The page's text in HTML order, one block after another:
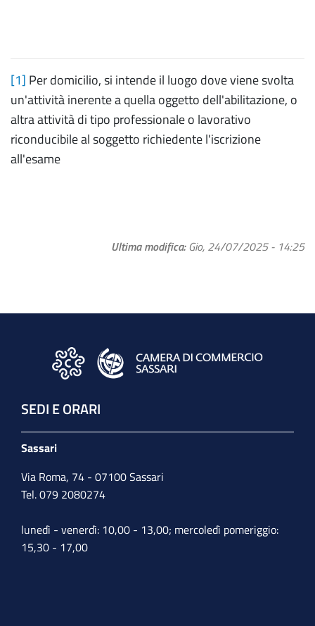
[1] Per domicilio, si intende il luogo dove viene svolta
un'attività inerente a quella oggetto dell'abilitazione, o
altra attività di tipo professionale o lavorativo
riconducibile al soggetto richiedente l'iscrizione
all'esame
Ultima modifica Gio, 24/07/2025 - 14:25
SEDI E ORARI
Sassari
Via Roma, 74 - 07100 Sassari
Tel. 079 2080274
lunedì - venerdì: 10,00 - 13,00; mercoledì pomeriggio:
15,30 - 17,00